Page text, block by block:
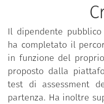
Il dipendente
ha partecipato al
in funzione
individuale
assessment iniziale,
test di verifica delle
al livello di
Il dipendente
ha completato il
in funzione del
proposto dalla
test di assessment
partenza. Ha inoltre